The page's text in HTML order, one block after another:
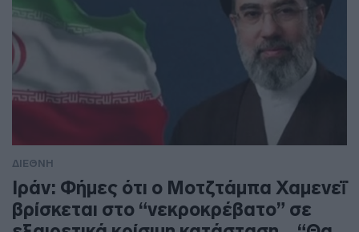
ΔΙΕΘΝΗ
Ιράν: Φήμες ότι ο Μοτζτάμπα Χαμενεΐ
βρίσκεται στο “νεκροκρέβατο” σε